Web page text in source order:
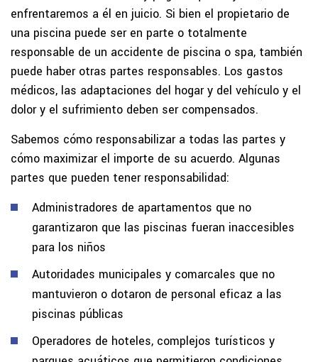
enfrentaremos a él en juicio. Si bien el propietario de
una piscina puede ser en parte o totalmente
responsable de un accidente de piscina o spa, también
puede haber otras partes responsables. Los gastos
médicos, las adaptaciones del hogar y del vehículo y el
dolor y el sufrimiento deben ser compensados.
Sabemos cómo responsabilizar a todas las partes y
cómo maximizar el importe de su acuerdo. Algunas
partes que pueden tener responsabilidad:
Administradores de apartamentos que no
garantizaron que las piscinas fueran inaccesibles
para los niños
Autoridades municipales y comarcales que no
mantuvieron o dotaron de personal eficaz a las
piscinas públicas
Operadores de hoteles, complejos turísticos y